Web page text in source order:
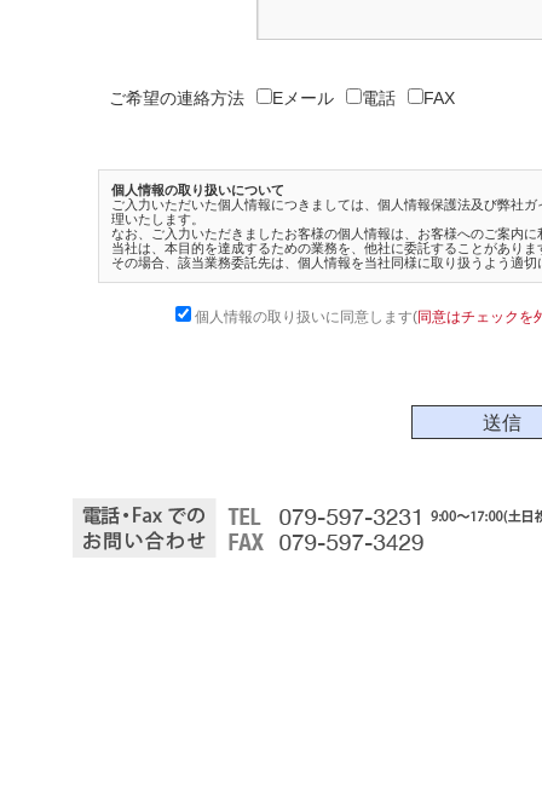
ご希望の連絡方法 Eメール 電話 FAX
個人情報の取り扱いについて
ご入力いただいた個人情報につきましては、個人情報保護法及び弊社
理いたします。
なお、ご入力いただきましたお客様の個人情報は、お客様へのご案内に
当社は、本目的を達成するための業務を、他社に委託することがありま
その場合、該当業務委託先は、個人情報を当社同様に取り扱うよう適
個人情報の取り扱いに同意します(同意はチェックを